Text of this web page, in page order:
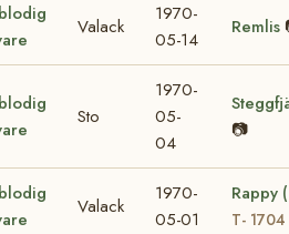
Valack
1970-
05-14
Remlis
Sto
1970-
05-
04
📷
Valack
1970-
05-01
Rappy
T- 1704